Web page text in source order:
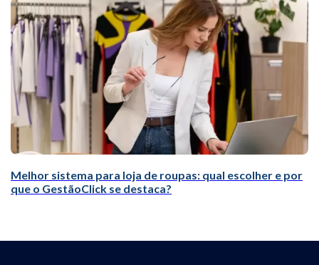
Melhor sistema para loja de roupas: qual escolher e por
que o GestãoClick se destaca?